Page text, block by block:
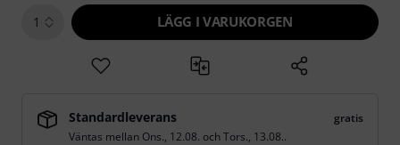
1 LÄGG I VARUKORGEN
Standardleverans
gratis
Väntas mellan Ons., 12.08. ochTors., 13.08..